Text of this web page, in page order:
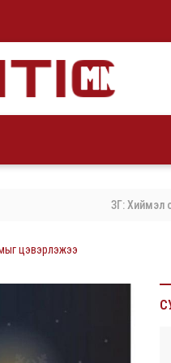
ЗГ: Хиймэл оюунд
цэвэрлэжээ